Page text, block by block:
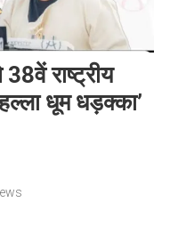
राष्ट्रीय
धूम धड़क्का’